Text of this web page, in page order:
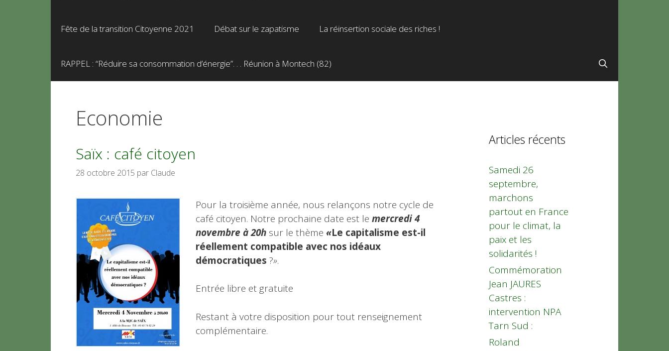
Fête de la transition Citoyenne 2021 Débat sur le zapatisme La réinsertion sociale des riches !
RAPPEL : “Réduire sa consommation d’énergie”. . . Réunion à Montech (82)
Economie
Saïx : café citoyen
28 octobre 2015 par Claude
Pour la troisième année, nous relançons notre cycle de
café citoyen. Notre prochaine date est le mercredi 4
novembre à 20hsur le thème «Le capitalisme est-il
réellement compatible avec nos idéaux
démocratiques ?».
Entrée libre et gratuite
Restant à votre disposition pour tout renseignement
complémentaire.
Articles récents
Samedi 26
septembre,
marchons
partout en France
pour le climat, la
paix et les
solidarités !
Commémoration
Jean JAURES
Castres :
intervention NPA
Tarn Sud :
Roland